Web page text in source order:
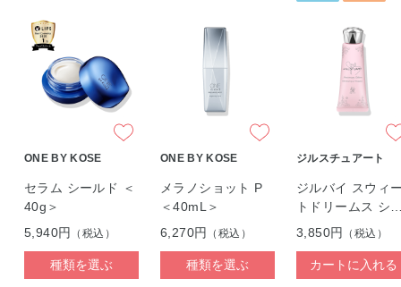
ONE BY KOSE
セラム シールド ＜
40g＞
5,940円
（税込）
種類を選ぶ
ONE BY KOSE
メラノショット P
＜40mL＞
6,270円
（税込）
種類を選ぶ
ジルスチュアート
ジルバイ スウィ
トドリームス シ
リング UVプロテ
3,850円 （税込）
カートに入れる